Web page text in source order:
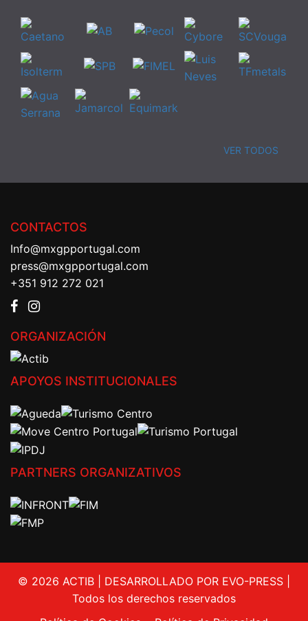
VER TODOS
CONTACTOS
Info@mxgpportugal.com
press@mxgpportugal.com
+351 912 272 021
ORGANIZACIÓN
APOYOS INSTITUCIONALES
PARTNERS ORGANIZATIVOS
© 2026 ACTIB | DESARROLLADO POR EVO-PRESS |
Todos los derechos reservados